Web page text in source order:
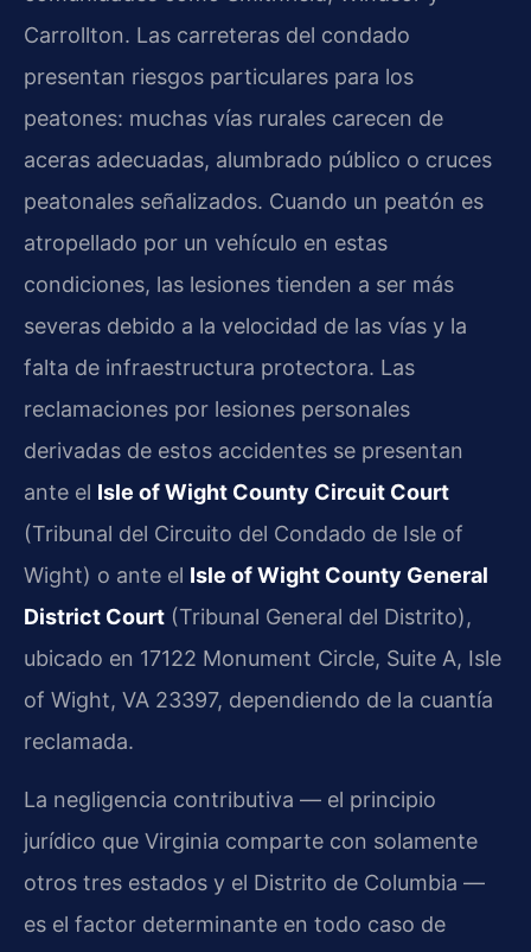
Carrollton. Las carreteras del condado
presentan riesgos particulares para los
peatones: muchas vías rurales carecen de
aceras adecuadas, alumbrado público o cruces
peatonales señalizados. Cuando un peatón es
atropellado por un vehículo en estas
condiciones, las lesiones tienden a ser más
severas debido a la velocidad de las vías y la
falta de infraestructura protectora. Las
reclamaciones por lesiones personales
derivadas de estos accidentes se presentan
ante el Isle of Wight County Circuit Court
(Tribunal del Circuito del Condado de Isle of
Wight) o ante el Isle of Wight County General
District Court (Tribunal General del Distrito),
ubicado en 17122 Monument Circle, Suite A, Isle
of Wight, VA 23397, dependiendo de la cuantía
reclamada.
La negligencia contributiva — el principio
jurídico que Virginia comparte con solamente
otros tres estados y el Distrito de Columbia —
es el factor determinante en todo caso de